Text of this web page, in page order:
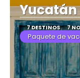
Yucatán
7 DESTINOS 7
Paquete de